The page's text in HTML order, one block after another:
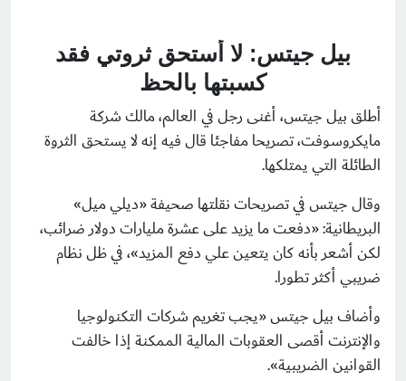
بيل جيتس: لا أستحق ثروتي فقد
كسبتها بالحظ
أطلق بيل جيتس، أغنى رجل في العالم، مالك شركة
مايكروسوفت، تصريحا مفاجئا قال فيه إنه لا يستحق الثروة
الطائلة التي يمتلكها.
وقال جيتس في تصريحات نقلتها صحيفة «ديلي ميل»
البريطانية: «دفعت ما يزيد على عشرة مليارات دولار ضرائب،
لكن أشعر بأنه كان يتعين علي دفع المزيد»، في ظل نظام
ضريبي أكثر تطورا.
وأضاف بيل جيتس «يجب تغريم شركات التكنولوجيا
والإنترنت أقصى العقوبات المالية الممكنة إذا خالفت
القوانين الضريبية».